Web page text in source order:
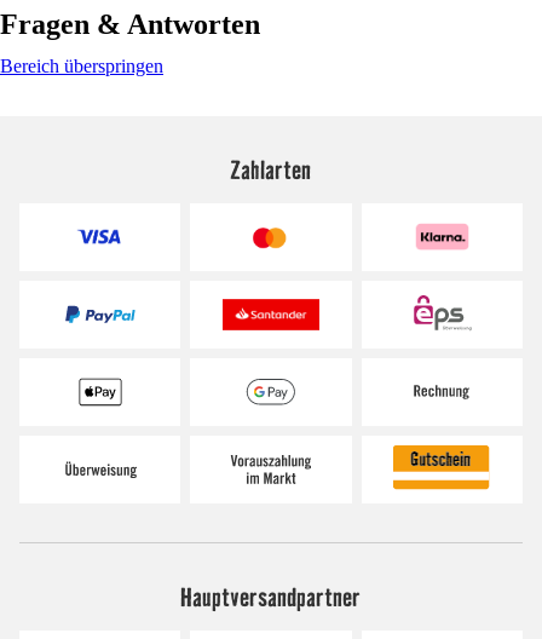
Fragen & Antworten
Bereich überspringen
Zahlarten
Hauptversandpartner